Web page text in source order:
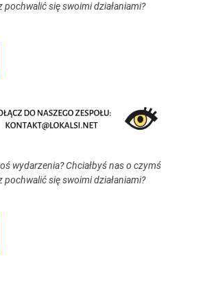
się swoimi działaniami?
wydarzenia? Chciałbyś nas o czymś
się swoimi działaniami?